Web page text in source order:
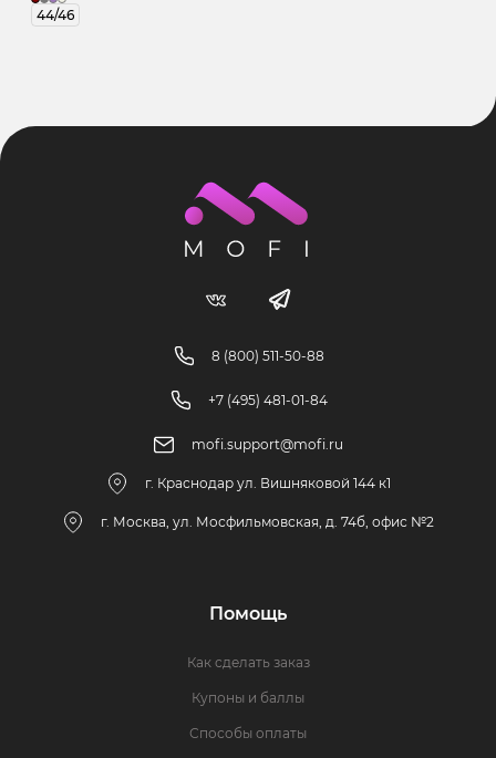
44/46
8 (800) 511-50-88
+7 (495) 481-01-84
mofi.support@mofi.ru
г. Краснодар ул. Вишняковой 144 к1
г. Москва, ул. Мосфильмовская, д. 74б, офис №2
Помощь
Как сделать заказ
Купоны и баллы
Способы оплаты